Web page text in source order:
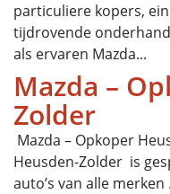
particuliere kopers,
tijdrovende
als ervaren Mazda...
Mazda –
Zolder
Mazda – Opkoper
Heusden-Zolder is
auto’s van alle